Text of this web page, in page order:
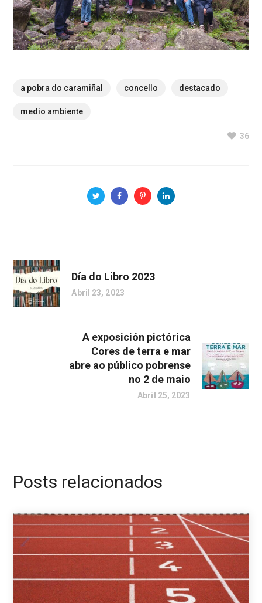
a pobra do caramiñal concello destacado
medio ambiente
36
Día do Libro 2023
Abril 23, 2023
A exposición pictórica
Cores de terra e mar
abre ao público pobrense
no 2 de maio
Abril 25, 2023
Posts relacionados